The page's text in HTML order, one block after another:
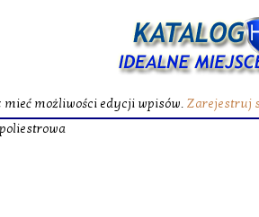
mieć możliwości edycji wpisów. Zarejestruj
W katalogu|W